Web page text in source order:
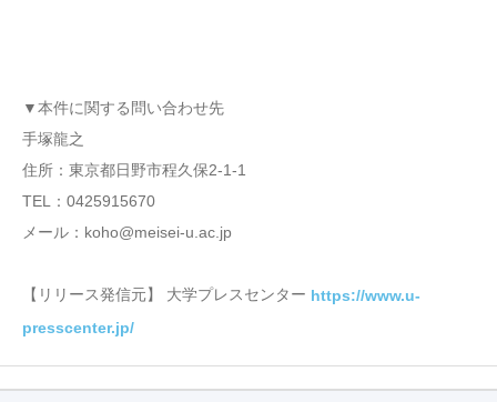
▼本件に関する問い合わせ先
手塚龍之
住所：東京都日野市程久保2-1-1
TEL：0425915670
メール：koho@meisei-u.ac.jp
【リリース発信元】 大学プレスセンター https://www.u-
presscenter.jp/